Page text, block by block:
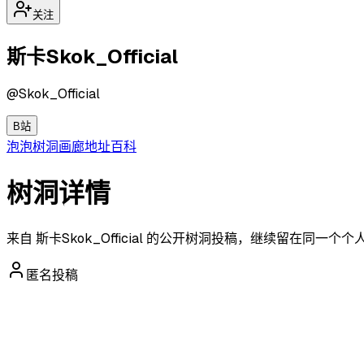
关注
斯卡Skok_Official
@Skok_Official
B站
泡泡树洞画廊地址百科
树洞详情
来自 斯卡Skok_Official 的公开树洞投稿，继续留在同一个个
匿名投稿